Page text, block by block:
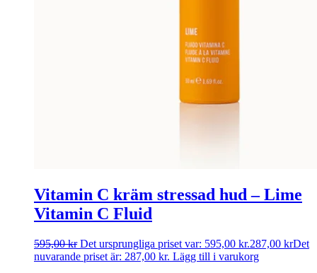
Vitamin C kräm stressad hud – Lime
Vitamin C Fluid
595,00kr Det ursprungliga priset var: 595,00 kr.287,00 krDet
nuvarande priset är: 287,00 kr. Lägg till i varukorg